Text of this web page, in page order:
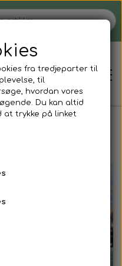
strammer
fra tredjeparter til
til
hvordan vores
Du kan altid
at trykke på linket